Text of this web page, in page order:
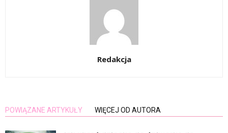
Redakcja
POWIĄZANE ARTYKUŁY WIĘCEJ OD AUTORA